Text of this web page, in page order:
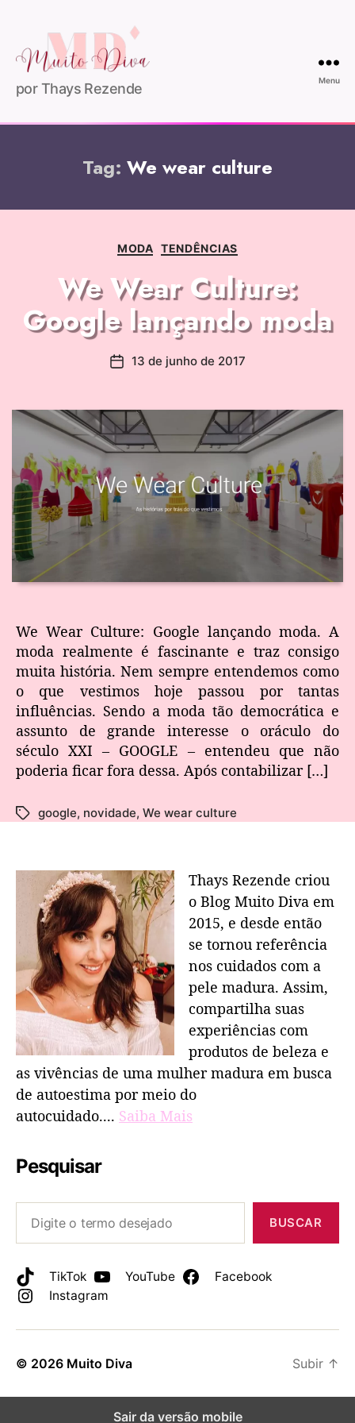
por Thays Rezende
Menu
Tag: We wear culture
MODA TENDÊNCIAS
We Wear Culture:
Google lançando moda
13 de junho de 2017
We Wear Culture: Google lançando moda. A
moda realmente é fascinante e traz consigo
muita história. Nem sempre entendemos como
o que vestimos hoje passou por tantas
influências. Sendo a moda tão democrática e
assunto de grande interesse o oráculo do
século XXI – GOOGLE – entendeu que não
poderia ficar fora dessa. Após contabilizar […]
google, novidade, We wear culture
Thays Rezende criou
o Blog Muito Diva em
2015, e desde então
se tornou referência
nos cuidados com a
pele madura. Assim,
compartilha suas
experiências com
produtos de beleza e
as vivências de uma mulher madura em busca
de autoestima por meio do
autocuidado.... Saiba Mais
Pesquisar
BUSCAR
TikTok YouTube
Facebook
Instagram
© 2026 Muito Diva Subir ↑
Sair da versão mobile